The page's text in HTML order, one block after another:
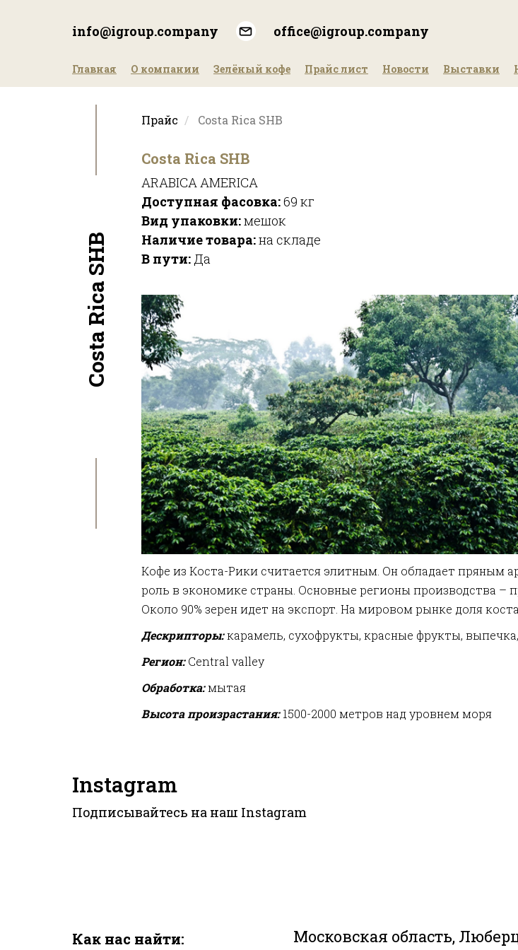
содержанию
info@igroup.company office@igroup.company
Главная О компании Зелёный кофе Прайс лист Новости Выставки
Costa Rica SHB
Прайс Costa Rica SHB
Costa Rica SHB
ARABICA AMERICA
Доступная фасовка:69 кг
Вид упаковки:мешок
Наличие товара:на складе
В пути:Да
Кофе из Коста-Рики считается элитным. Он обладает пряным
роль в экономике страны. Основные регионы производства –
Около 90% зерен идет на экспорт. На мировом рынке доля
Дескрипторы:карамель, сухофрукты, красные фрукты,
Регион:Central valley
Обработка:мытая
Высота произрастания:1500-2000 метров над уровнем моря
Instagram
Подписывайтесь на наш Instagram
Как нас найти: Московская область,